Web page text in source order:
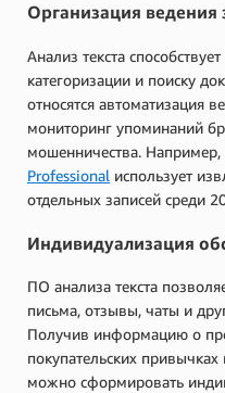
Организация ведения
Анализ текста
категоризации и поиску
относятся автоматизация
мониторинг упоминаний
мошенничества.
Professional использует
отдельных записей среди
Индивидуализация
ПО анализа текста
письма, отзывы, чаты и
Получив информацию о
покупательских
можно сформировать